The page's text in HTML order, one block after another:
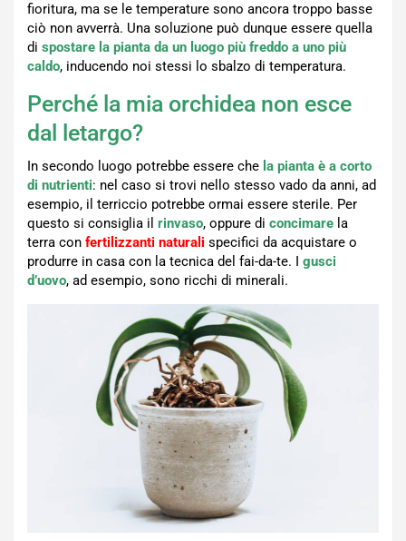
fioritura, ma se le temperature sono ancora troppo basse
ciò non avverrà. Una soluzione può dunque essere quella
di spostare la pianta da un luogo più freddo a uno più
caldo, inducendo noi stessi lo sbalzo di temperatura.
Perché la mia orchidea non esce
dal letargo?
In secondo luogo potrebbe essere che la pianta è a corto
di nutrienti: nel caso si trovi nello stesso vado da anni, ad
esempio, il terriccio potrebbe ormai essere sterile. Per
questo si consiglia il rinvaso, oppure di concimare la
terra con fertilizzanti naturali specifici da acquistare o
produrre in casa con la tecnica del fai-da-te. I gusci
d’uovo, ad esempio, sono ricchi di minerali.